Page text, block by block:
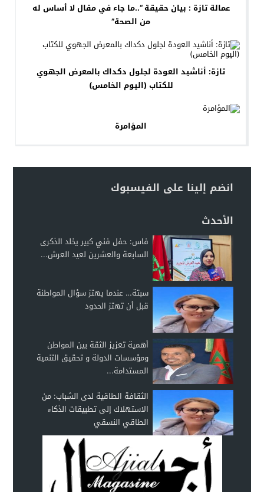
عمالة تازة : بيان حقيقة “..ما جاء في مقال لا أساس له
من الصحة”
تازة: أناشيد العودة لجلول دكداك بالمعرض الجهوي
للكتاب (اليوم الخامس)
المؤامرة
انضم إلينا على الفيسبوك
الأحدث
فاس: حفل فني كبير يخلد الذكرى
السابعة والعشرين لعيد العرش...
سبتة… عندما يهتز سؤال المواطنة
قبل أن تهتز الحدود
أهمية تعزيز الثقة بين المواطن
ومؤسسات الدولة و تحقيق التنمية
المستدامة...
الثقافة الطاقية لدى الشباب: من
الاستهلاك إلى تطبيقات الذكاء
الطاقي النسقي